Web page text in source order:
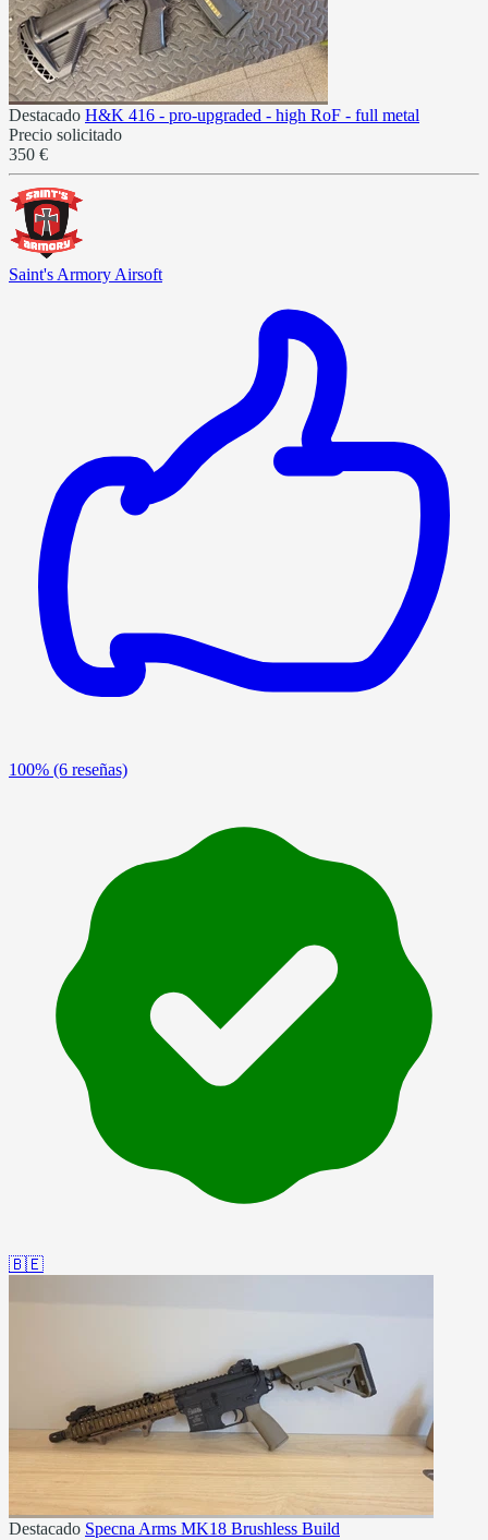
Destacado H&K 416 - pro-upgraded - high RoF - full metal
Precio solicitado
350 €
Saint's Armory Airsoft
100% (6 reseñas)
🇧🇪
Destacado Specna Arms MK18 Brushless Build